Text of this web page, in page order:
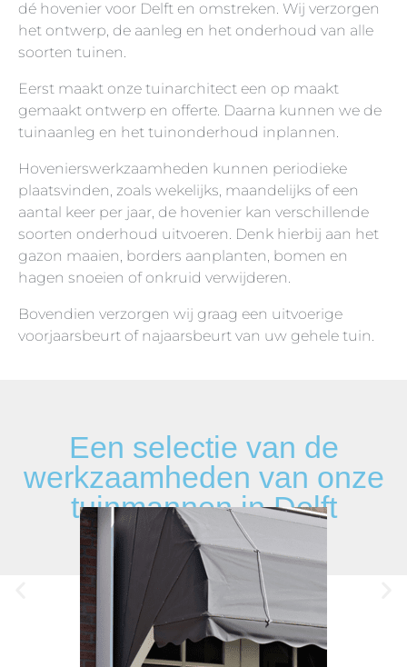
Tuinman Zoetermeer
dé hovenier voor Delft en omstreken. Wij verzorgen
het ontwerp, de aanleg en het onderhoud van alle
soorten tuinen.
Eerst maakt onze tuinarchitect een op maakt
gemaakt ontwerp en offerte. Daarna kunnen we de
tuinaanleg en het tuinonderhoud inplannen.
Hovenierswerkzaamheden kunnen periodieke
plaatsvinden, zoals wekelijks, maandelijks of een
aantal keer per jaar, de hovenier kan verschillende
soorten onderhoud uitvoeren. Denk hierbij aan het
gazon maaien, borders aanplanten, bomen en
hagen snoeien of onkruid verwijderen.
Bovendien verzorgen wij graag een uitvoerige
voorjaarsbeurt of najaarsbeurt van uw gehele tuin.
Een selectie van de
werkzaamheden van onze
tuinmannen in Delft